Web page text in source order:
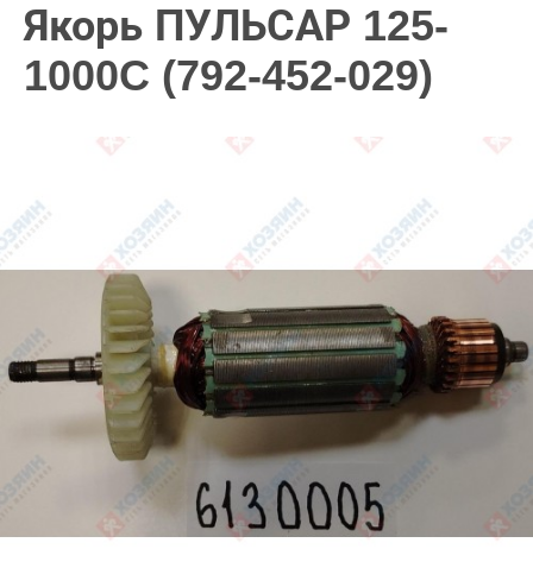
Якорь ПУЛЬСАР 125-
1000C (792-452-029)